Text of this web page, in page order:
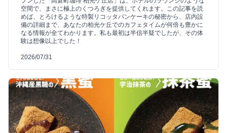
空間で、まさに極上のくつろぎを提供してくれます。この記事を読
めば、とろけるような特製リコッタパンケーキの秘密から、店内設
備の詳細まで、あなたの柏光ケ丘でのカフェタイムが何倍も豊かに
なる情報が全てわかります。私も最初は半信半疑でしたが、その体
験は想像以上でした！
2026/07/31